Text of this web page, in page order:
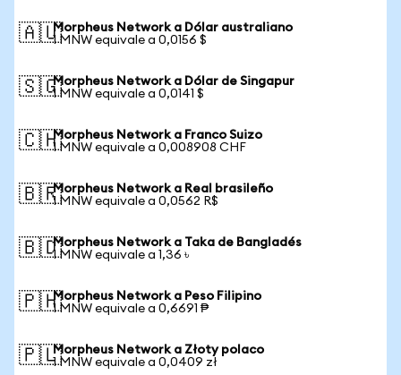
🇦🇺Morpheus Network a Dólar australiano
1 MNW equivale a 0,0156 $
🇸🇬Morpheus Network a Dólar de Singapur
1 MNW equivale a 0,0141 $
🇨🇭Morpheus Network a Franco Suizo
1 MNW equivale a 0,008908 CHF
🇧🇷Morpheus Network a Real brasileño
1 MNW equivale a 0,0562 R$
🇧🇩Morpheus Network a Taka de Bangladés
1 MNW equivale a 1,36 ৳
🇵🇭Morpheus Network a Peso Filipino
1 MNW equivale a 0,6691 ₱
🇵🇱Morpheus Network a Złoty polaco
1 MNW equivale a 0,0409 zł